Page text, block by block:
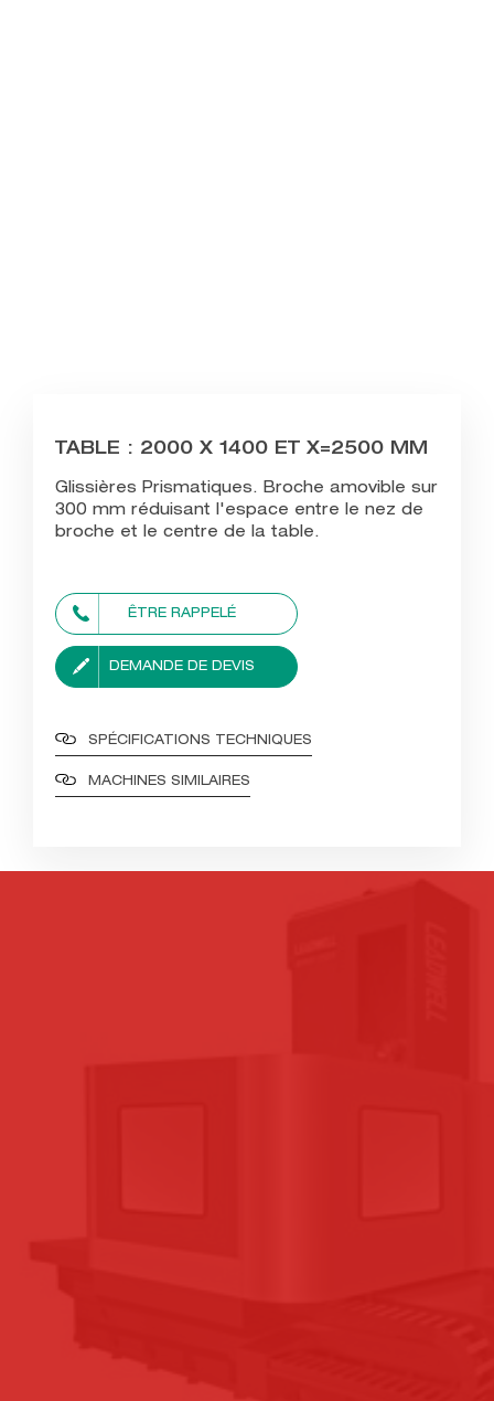
TABLE : 2000 X 1400 ET X=2500 MM
Glissières Prismatiques. Broche amovible sur
300 mm réduisant l'espace entre le nez de
broche et le centre de la table.
ÊTRE RAPPELÉ
DEMANDE DE DEVIS
SPÉCIFICATIONS TECHNIQUES
MACHINES SIMILAIRES